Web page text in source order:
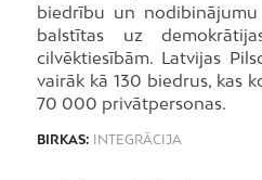
biedrību un nodibinājumu
balstītas uz
cilvēktiesībām. Latvijas
vairāk kā 130 biedrus, kas
70 000 privātpersonas.
BIRKAS: INTEGRĀCIJA